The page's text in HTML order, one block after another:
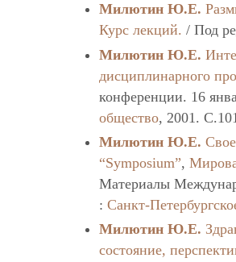
Милютин Ю.Е.
Курс лекций. / Под
Милютин Ю.Е.
дисциплинарного
конференции. 16
общество, 2001.
Милютин Ю.Е.
“Symposium”,
Материалы
:Санкт-
Милютин Ю.Е.
состояние,